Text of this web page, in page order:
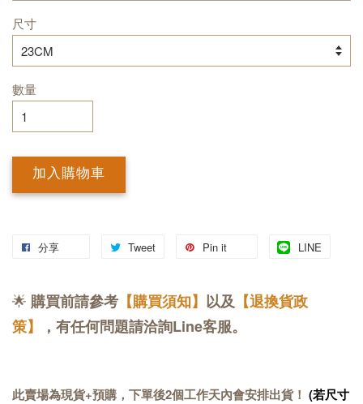
尺寸
數量
加入購物車
分享 Tweet Pin it LINE
🌟 購買前請參考 【購買須知】 以及 【退換貨政
策】
，有任何問題請洽詢Line客服。
此賣場為現貨+預購，下單後2個工作天內會安排出貨！ (若尺寸